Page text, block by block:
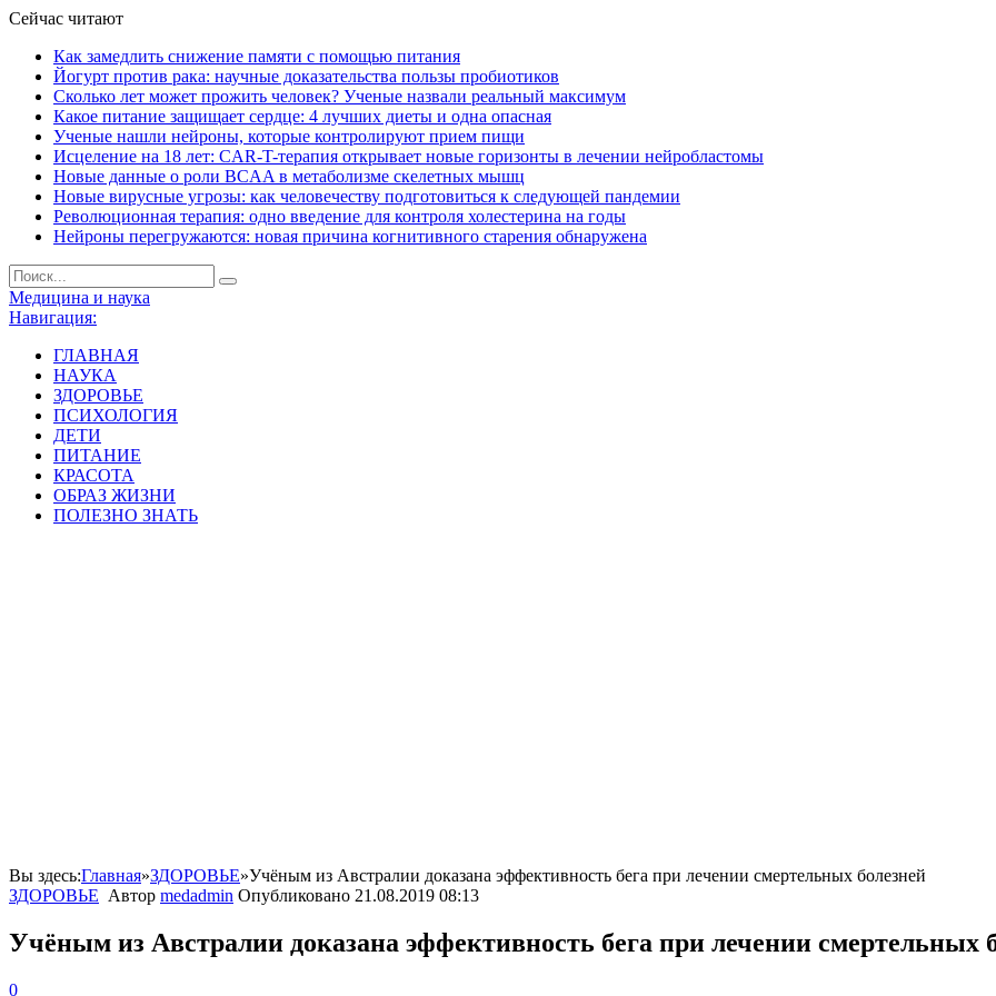
Сейчас читают
Как замедлить снижение памяти с помощью питания
Йогурт против рака: научные доказательства пользы пробиотиков
Сколько лет может прожить человек? Ученые назвали реальный максимум
Какое питание защищает сердце: 4 лучших диеты и одна опасная
Ученые нашли нейроны, которые контролируют прием пищи
Исцеление на 18 лет: CAR-T-терапия открывает новые горизонты в лечении нейробластомы
Новые данные о роли BCAA в метаболизме скелетных мышц
Новые вирусные угрозы: как человечеству подготовиться к следующей пандемии
Революционная терапия: одно введение для контроля холестерина на годы
Нейроны перегружаются: новая причина когнитивного старения обнаружена
Медицина и наука
Навигация:
ГЛАВНАЯ
НАУКА
ЗДОРОВЬЕ
ПСИХОЛОГИЯ
ДЕТИ
ПИТАНИЕ
КРАСОТА
ОБРАЗ ЖИЗНИ
ПОЛЕЗНО ЗНАТЬ
Вы здесь:Главная»ЗДОРОВЬЕ»Учёным из Австралии доказана эффективность бега при лечении смертельных болезней
ЗДОРОВЬЕ Автор medadmin Опубликовано 21.08.2019 08:13
Учёным из Австралии доказана эффективность бега при лечении смертельных
0